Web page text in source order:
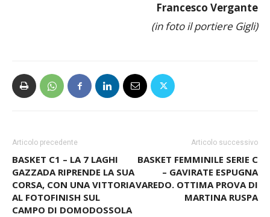
Francesco Vergante
(in foto il portiere Gigli)
Articolo precedente
BASKET C1 – LA 7 LAGHI
GAZZADA RIPRENDE LA SUA
CORSA, CON UNA VITTORIA
AL FOTOFINISH SUL
CAMPO DI DOMODOSSOLA
Articolo successivo
BASKET FEMMINILE SERIE C
– GAVIRATE ESPUGNA
VAREDO. OTTIMA PROVA DI
MARTINA RUSPA